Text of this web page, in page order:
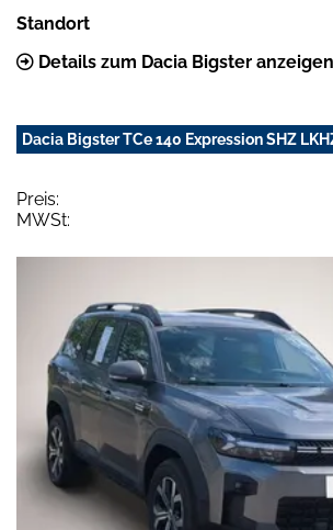
Standort
Details zum Dacia Bigster anzeigen
Dacia Bigster TCe 140 Expression SHZ
Preis:
MWSt: